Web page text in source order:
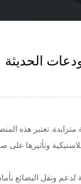
الحديثة
تعتبر هذه
وتأثيرها على
لدعم ونقل البضائع